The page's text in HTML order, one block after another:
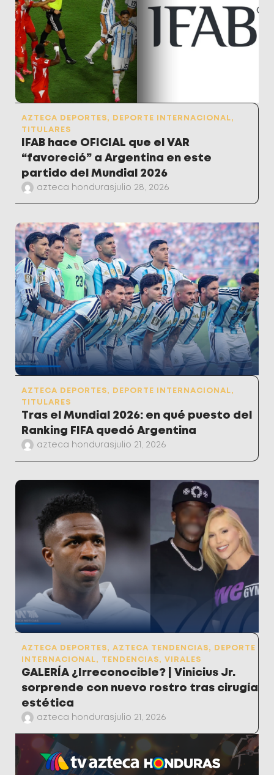
AZTECA DEPORTES, DEPORTE INTERNACIONAL,
TITULARES
IFAB hace OFICIAL que el VAR
“favoreció” a Argentina en este
partido del Mundial 2026
azteca hondurasjulio 28, 2026
AZTECA DEPORTES, DEPORTE INTERNACIONAL,
TITULARES
Tras el Mundial 2026: en qué puesto del
Ranking FIFA quedó Argentina
azteca hondurasjulio 21, 2026
AZTECA DEPORTES, AZTECA TENDENCIAS,
DEPORTE
INTERNACIONAL, TENDENCIAS, VIRALES
GALERÍA ¿Irreconocible? | Vinicius Jr.
sorprende con nuevo rostro tras cirugía
estética
azteca hondurasjulio 21, 2026